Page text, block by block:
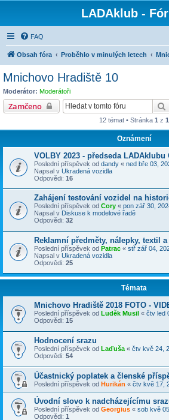
LADAklub -
FAQ
Obsah fóra Proběhlo v minulých letech
Mnichovo Hradiště 10
Moderátor: Moderátoři
Zamčeno
12 témat • Stránka 1 z 1
Oznámení
VOLBY 2023 - předseda LADAklubu
Poslední příspěvek od dandy « ned bře 03,
Napsal v Ukradená vozidla
Odpovědi: 16
Zahájení testování vozidel na
Poslední příspěvek od Cory « pon zář 30,
Napsal v Diskuse k modelové řadě
Odpovědi: 32
Reklamní předměty, nálepky, textil
Poslední příspěvek od Patrac « stř zář 04,
Napsal v Ukradená vozidla
Odpovědi: 25
Témata
Mnichovo Hradiště 2018 FOTO -
Poslední příspěvek od Luděk Musil « čtv led
Odpovědi: 15
Hodnocení srazu
Poslední příspěvek od Laďuša « čtv kvě 24,
Odpovědi: 54
Účastnický poplatek a členské
Poslední příspěvek od Hurikán « čtv kvě 17,
Úvodní slovo k nadcházejícímu
Poslední příspěvek od Georgius « sob kvě
Odpovědi: 1